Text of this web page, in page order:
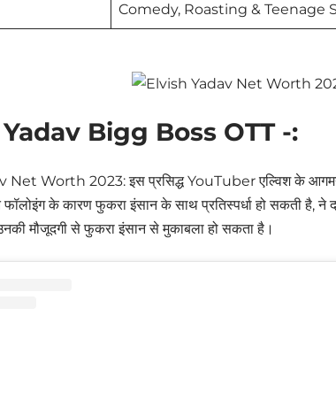
Comedy, Roasting & Teenage
Bigg Boss OTT -:
Net Worth 2023: इस प्रसिद्ध YouTuber एल्विश के आगमन
फॉलोइंग के कारण फुकरा इंसान के साथ प्रतिस्पर्धा हो सकती है, ने
मौजूदगी से फुकरा इंसान से मुकाबला हो सकता है।